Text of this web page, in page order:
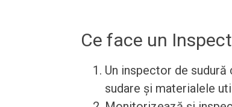
Ce face un
Un inspector de
sudare și materialele